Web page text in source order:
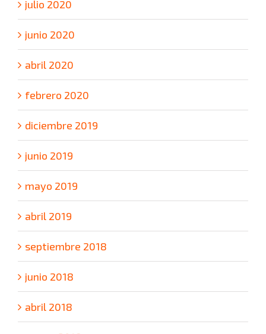
julio 2020
junio 2020
abril 2020
febrero 2020
diciembre 2019
junio 2019
mayo 2019
abril 2019
septiembre 2018
junio 2018
abril 2018